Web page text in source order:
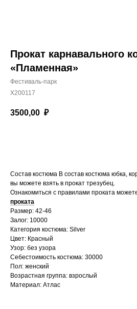
Прокат карнавального
«Пламенная»
Фестиваль-парк
Х200117
3500,00 ₽
Состав костюма В состав костюма юбка,
вы можете взять в прокат трезубец.
Ознакомиться с правилами проката
проката
Размер: 42-46
Залог: 10000
Категория костюма: Silver
Цвет: Красный
Узор: без узора
Себестоимость костюма: 30000
Пол: женский
Возрастная группа: взрослый
Материал: Атлас